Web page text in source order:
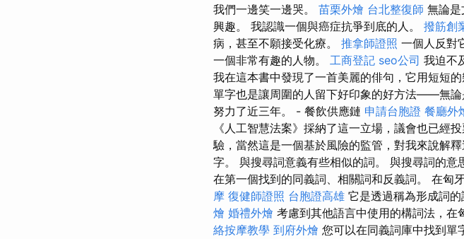
我們一邊笑一邊哭。 苗栗外燴 台北整復師 無論
興趣。 我認識一個與癌症抗爭到底的人。 撥筋創
病，甚至不願接受化療。 推拿師證照 一個人反對
一個非常有趣的人物。 工商登記 seo公司 我迫不
我在這本書中發現了一首美麗的俳句，它用短短
單字也是讓周圍的人留下好印象的好方法——無
努力了近三年。 - 餐飲供應鏈 申請台胞證 餐廳外
《人工智慧法案》採納了這一立場，議會也已經投
驗，當然這是一個基於風險的監管，對我來說解
字。 與搜尋詞意義有些相似的詞。 與搜尋詞的
在第一個找到的同義詞、相關詞和反義詞。 在匈
摩 復健師證照 台胞證高雄 它是透過稱為形成詞
燴 婚禮外燴 考慮到其他語言中使用的構詞法，在
絡按摩教學 到府外燴 您可以在同義詞庫中找到單